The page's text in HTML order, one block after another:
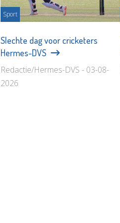
Sport
Slechte dag voor cricketers
Hermes-DVS
Redactie/Hermes-DVS - 03-08-
2026